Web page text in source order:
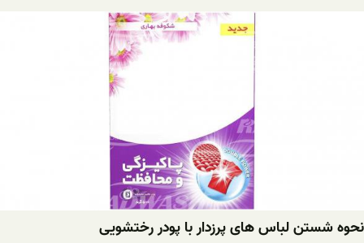
نحوه شستن لباس های پرزدار با پودر رختشویی